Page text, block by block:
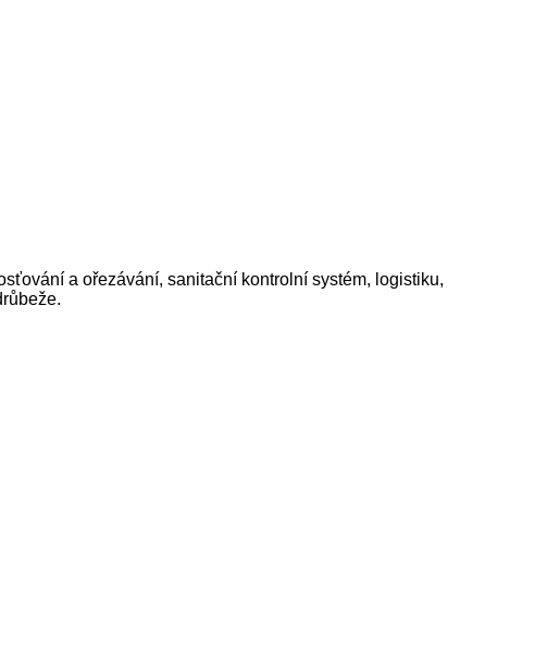
a ořezávání, sanitační kontrolní systém, logistiku,